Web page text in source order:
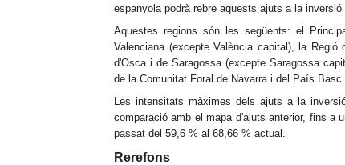
espanyola podrà rebre aquests ajuts a la
Aquestes regions són les següents: el
Valenciana (excepte València capital), la
d'Osca i de Saragossa (excepte Saragossa
de la Comunitat Foral de Navarra i del País Basc.
Les intensitats màximes dels ajuts a la
comparació amb el mapa d'ajuts anterior, fins a
passat del 59,6 % al 68,66 % actual.
Rerefons